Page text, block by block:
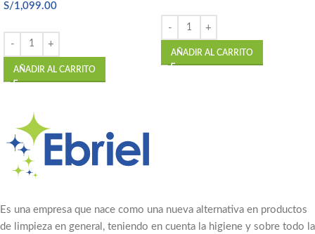
S/1,099.00
AÑADIR AL CARRITO
AÑADIR AL CARRITO
Es una empresa que nace como una nueva alternativa en productos
de limpieza en general, teniendo en cuenta la higiene y sobre todo la